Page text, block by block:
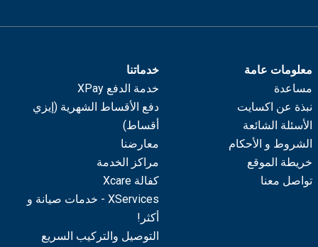
معلومات عامة
مساعدة
نبذة عن اكسايت
الأسئلة الشائعة
الشروط و الأحكام
خريطة الموقع
تواصل معنا
خدماتنا
خدمة الدفع XPay
دفع الأقساط الشهرية (إيزي
أقساط)
معارضنا
مراكز الخدمة
كفالة Xcare
XServices - خدمات صيانة و
أكثر!
التوصيل والتركيب السريع